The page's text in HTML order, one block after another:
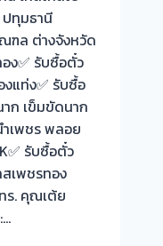
ทุมธานี
ฑล ต่างจังหวัด
ง✅ รับซื้อตั๋ว
แท่ง✅ รับซื้อ
าก เข็มขัดนาก
ำเพชร พลอย
รับซื้อตั๋ว
เพชรทอง
ร. คุณเต้ย